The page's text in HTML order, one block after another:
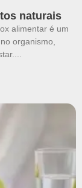
naturais
alimentar é um
organismo,